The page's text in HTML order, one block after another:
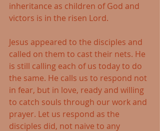
inheritance as children of God and
victors is in the risen Lord.
Jesus appeared to the disciples and
called on them to cast their nets. He
is still calling each of us today to do
the same. He calls us to respond not
in fear, but in love, ready and willing
to catch souls through our work and
prayer. Let us respond as the
disciples did, not naive to any